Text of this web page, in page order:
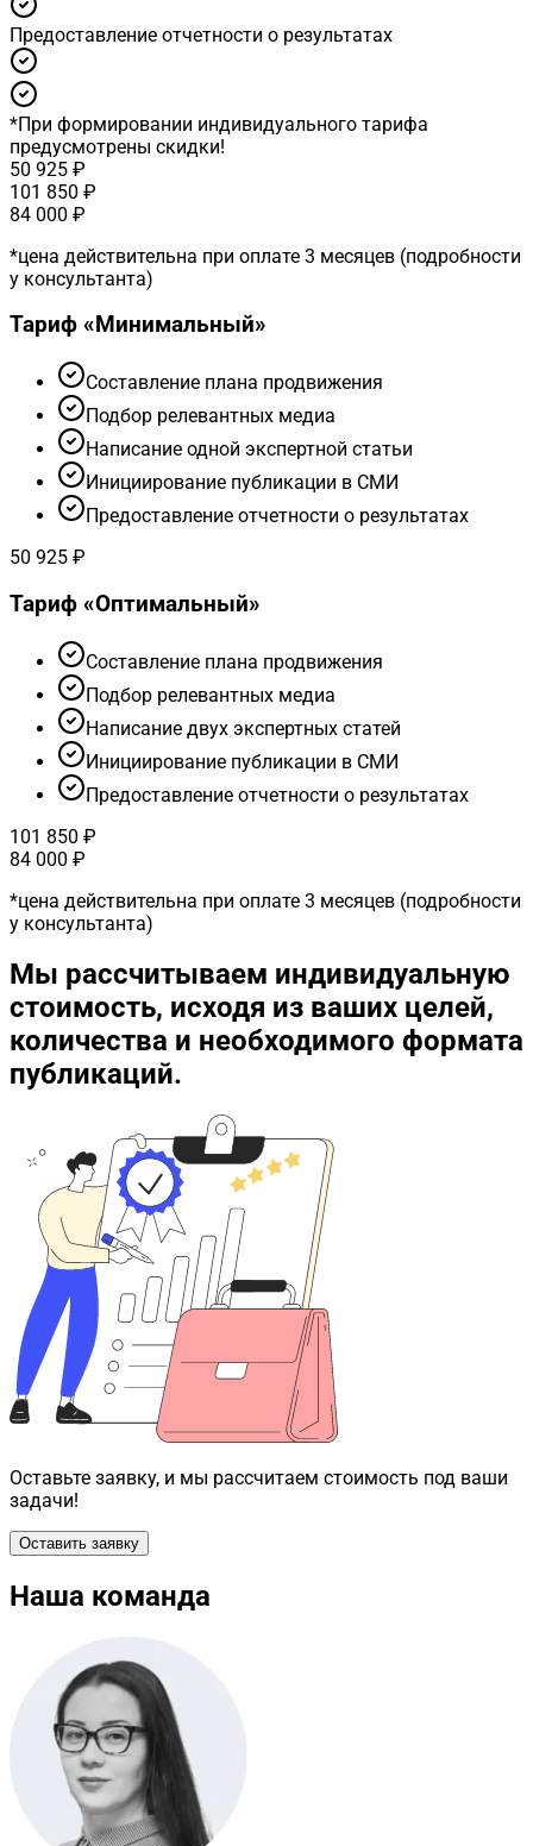
Предоставление отчетности о результатах
*При формировании индивидуального тарифа
предусмотрены скидки!
50 925 ₽
101 850 ₽
84 000 ₽
*цена действительна при оплате 3 месяцев (подробности
у консультанта)
Тариф «Минимальный»
Cоставление плана продвижения
Подбор релевантных медиа
Написание одной экспертной статьи
Инициирование публикации в СМИ
Предоставление отчетности о результатах
50 925 ₽
Тариф «Оптимальный»
Cоставление плана продвижения
Подбор релевантных медиа
Написание двух экспертных статей
Инициирование публикации в СМИ
Предоставление отчетности о результатах
101 850 ₽
84 000 ₽
*цена действительна при оплате 3 месяцев (подробности
у консультанта)
Мы рассчитываем индивидуальную
стоимость, исходя из ваших целей,
количества и необходимого формата
публикаций.
Оставьте заявку, и мы рассчитаем стоимость под ваши
задачи!
Оставить заявку
Наша команда